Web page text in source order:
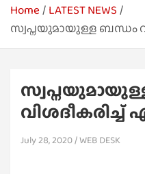
Home LATEST NEWS
സ്വപ്നയുമായുള്ള ബന്ധം
വിശദീകരിച്ച്
July 28, 2020 WEB DESK